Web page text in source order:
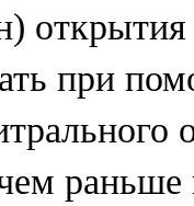
открытия
при
раньше